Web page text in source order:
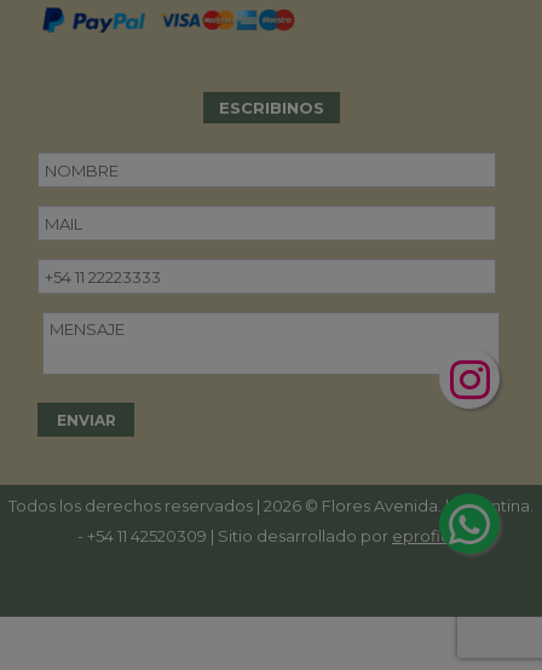
ESCRIBINOS
Todos los derechos reservados | 2026 © Flores Avenida. | Argentina.
- +54 11 42520309 | Sitio desarrollado por eproficio